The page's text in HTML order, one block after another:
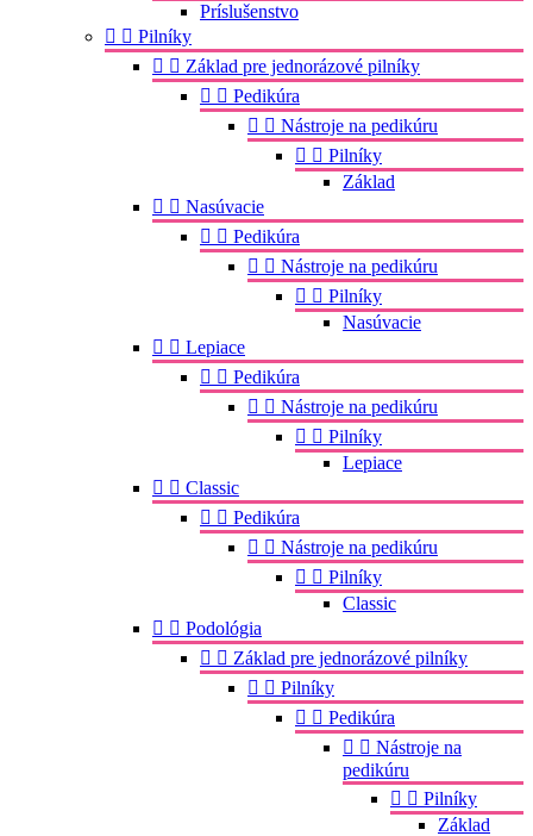
Príslušenstvo
  Pilníky
  Základ pre jednorázové pilníky
  Pedikúra
  Nástroje na pedikúru
  Pilníky
Základ
  Nasúvacie
  Pedikúra
  Nástroje na pedikúru
  Pilníky
Nasúvacie
  Lepiace
  Pedikúra
  Nástroje na pedikúru
  Pilníky
Lepiace
  Classic
  Pedikúra
  Nástroje na pedikúru
  Pilníky
Classic
  Podológia
  Základ pre jednorázové pilníky
  Pilníky
  Pedikúra
  Nástroje na
pedikúru
  Pilníky
Základ